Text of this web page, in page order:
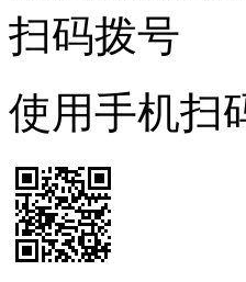
扫码拨号
使用手机扫